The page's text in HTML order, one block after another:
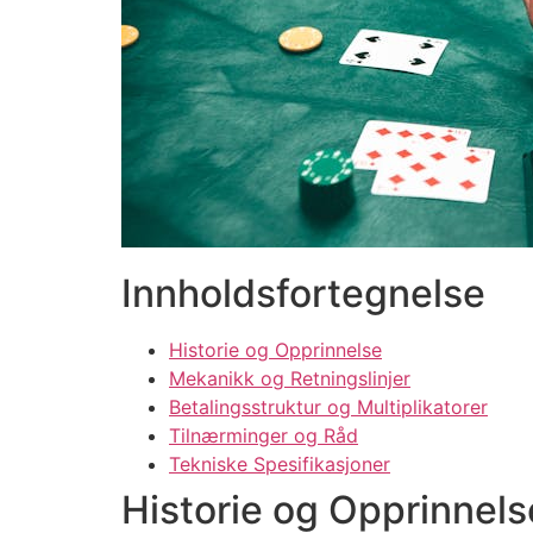
Innholdsfortegnelse
Historie og Opprinnelse
Mekanikk og Retningslinjer
Betalingsstruktur og Multiplikatorer
Tilnærminger og Råd
Tekniske Spesifikasjoner
Historie og